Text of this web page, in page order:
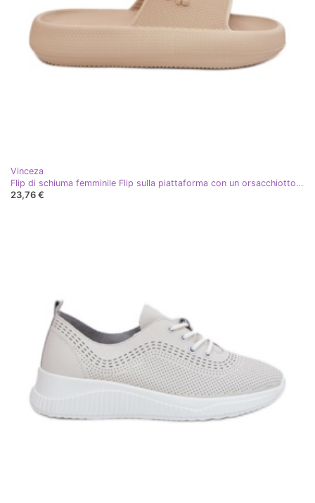
Vinceza
Flip di schiuma femminile Flip sulla piattaforma con un orsacchiotto Vinceza 75210 beige
23,76 €